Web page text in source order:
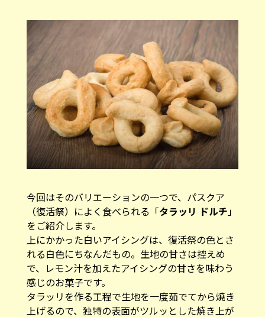
今回はそのバリエーションの一つで、パスクア
（復活祭）によく食べられる「タラッリ ドルチ」
をご紹介します。
上にかかった白いアイシングは、復活祭の色とさ
れる白色にちなんだもの。生地の甘さは控えめ
で、レモン汁を加えたアイシングの甘さを味わう
感じのお菓子です。
タラッリを作る工程で生地を一度茹でてから焼き
上げるので、独特の表面がツルッとした焼き上が